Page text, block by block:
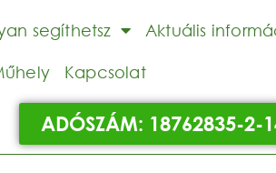
segíthetsz Aktuális
Kapcsolat
ADÓSZÁM: 18762835-2-